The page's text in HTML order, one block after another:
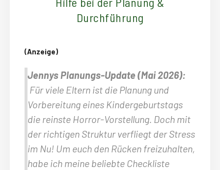
Durchführung
(Anzeige)
Jennys Planungs-Update (Mai 2026):
Für viele Eltern ist die Planung und
Vorbereitung eines Kindergeburtstags
die reinste Horror-Vorstellung. Doch mit
der richtigen Struktur verfliegt der Stress
im Nu! Um euch den Rücken freizuhalten,
habe ich meine beliebte Checkliste